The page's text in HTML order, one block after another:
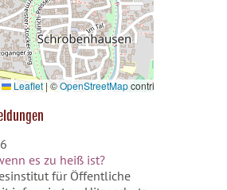
Leaflet | ©OpenStreetMapcontributors
es zu heiß ist?
für Öffentliche